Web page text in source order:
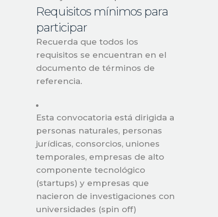
Requisitos mínimos para
participar
Recuerda que todos los
requisitos se encuentran en el
documento de términos de
referencia.
Esta convocatoria está dirigida a
personas naturales, personas
jurídicas, consorcios, uniones
temporales, empresas de alto
componente tecnológico
(startups) y empresas que
nacieron de investigaciones con
universidades (spin off)